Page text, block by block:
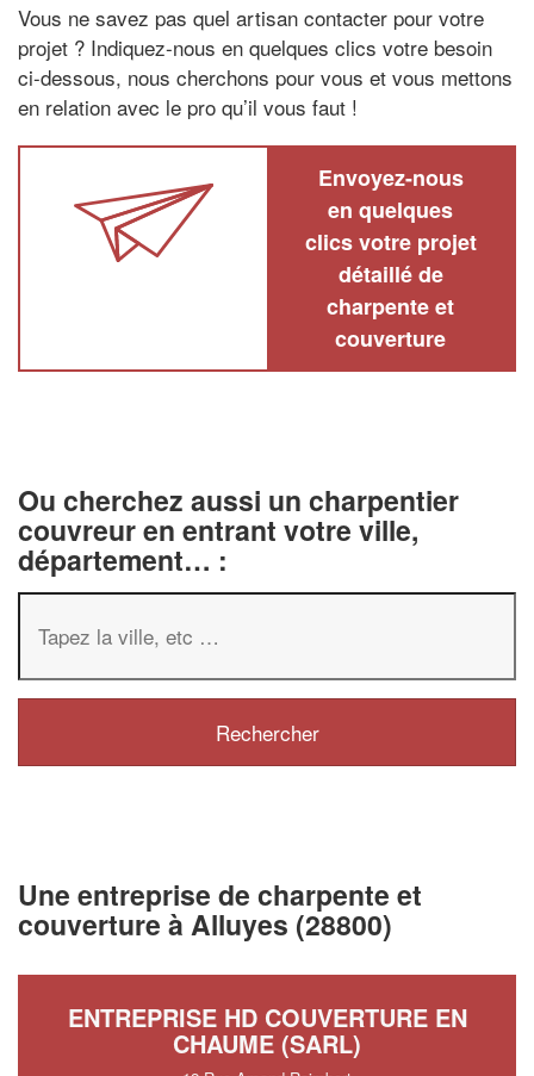
Vous ne savez pas quel artisan contacter pour votre
projet ? Indiquez-nous en quelques clics votre besoin
ci-dessous, nous cherchons pour vous et vous mettons
en relation avec le pro qu’il vous faut !
Envoyez-nous
en quelques
clics votre projet
détaillé de
charpente et
couverture
Ou cherchez aussi un charpentier
couvreur en entrant votre ville,
département… :
Une entreprise de charpente et
couverture à Alluyes (28800)
ENTREPRISE HD COUVERTURE EN
CHAUME (SARL)
nouveaux clients